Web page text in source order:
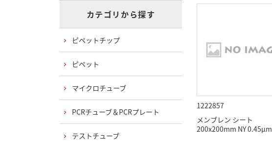
1222857
メンブレン シート
200x200mm NY 0.45μm
カテゴリから探す
ピペットチップ
ピペット
マイクロチューブ
PCRチューブ＆PCRプレート
テストチューブ